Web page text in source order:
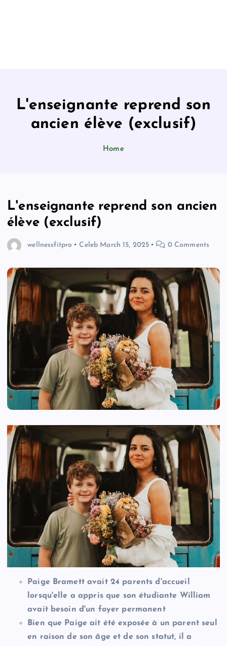
L'enseignante reprend son
ancien élève (exclusif)
Home
L'enseignante reprend son ancien
élève (exclusif)
wellnessfitpro Celeb March 15, 2025 0 Comments
Paige Bramett avait 24 parents d'accueil
lorsqu'elle a appris que son étudiante William
avait besoin d'un foyer permanent
Bien que Paige ait été exposée à un parent seul
en raison de son âge et de son statut, il a